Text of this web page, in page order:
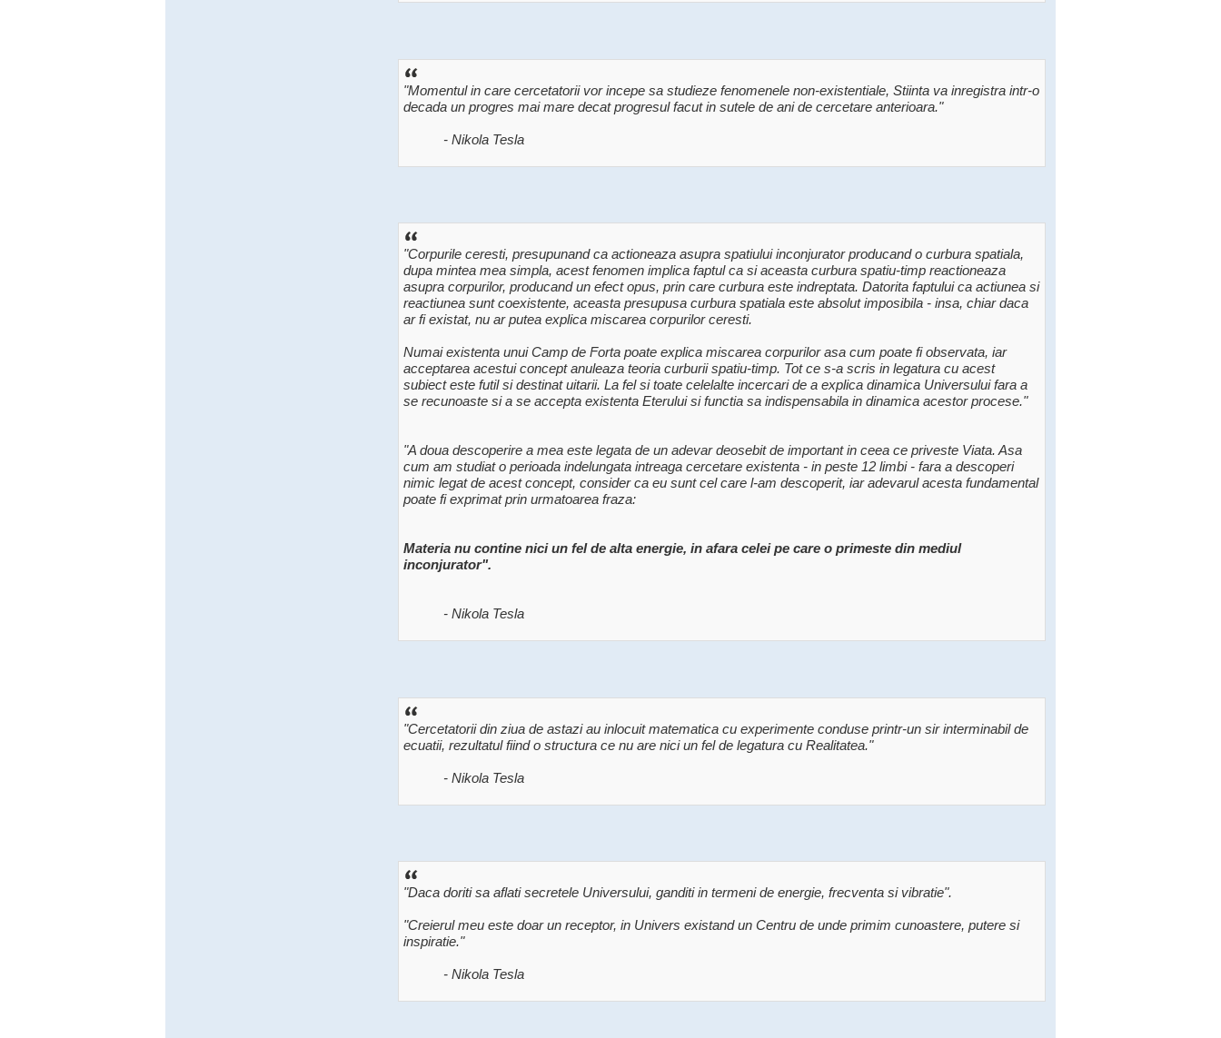
"Momentul in care cercetatorii vor incepe sa studieze fenomenele non-existentiale, Stiinta va inregistra intr-o
decada un progres mai mare decat progresul facut in sutele de ani de cercetare anterioara."
- Nikola Tesla
"Corpurile ceresti, presupunand ca actioneaza asupra spatiului inconjurator producand o curbura spatiala,
dupa mintea mea simpla, acest fenomen implica faptul ca si aceasta curbura spatiu-timp reactioneaza
asupra corpurilor, producand un efect opus, prin care curbura este indreptata. Datorita faptului ca actiunea si
reactiunea sunt coexistente, aceasta presupusa curbura spatiala este absolut imposibila - insa, chiar daca
ar fi existat, nu ar putea explica miscarea corpurilor ceresti.
Numai existenta unui Camp de Forta poate explica miscarea corpurilor asa cum poate fi observata, iar
acceptarea acestui concept anuleaza teoria curburii spatiu-timp. Tot ce s-a scris in legatura cu acest
subiect este futil si destinat uitarii. La fel si toate celelalte incercari de a explica dinamica Universului fara a
se recunoaste si a se accepta existenta Eterului si functia sa indispensabila in dinamica acestor procese."
"A doua descoperire a mea este legata de un adevar deosebit de important in ceea ce priveste Viata. Asa
cum am studiat o perioada indelungata intreaga cercetare existenta - in peste 12 limbi - fara a descoperi
nimic legat de acest concept, consider ca eu sunt cel care l-am descoperit, iar adevarul acesta fundamental
poate fi exprimat prin urmatoarea fraza:
Materia nu contine nici un fel de alta energie, in afara celei pe care o primeste din mediul
inconjurator".
- Nikola Tesla
"Cercetatorii din ziua de astazi au inlocuit matematica cu experimente conduse printr-un sir interminabil de
ecuatii, rezultatul fiind o structura ce nu are nici un fel de legatura cu Realitatea."
- Nikola Tesla
"Daca doriti sa aflati secretele Universului, ganditi in termeni de energie, frecventa si vibratie".
"Creierul meu este doar un receptor, in Univers existand un Centru de unde primim cunoastere, putere si
inspiratie."
- Nikola Tesla